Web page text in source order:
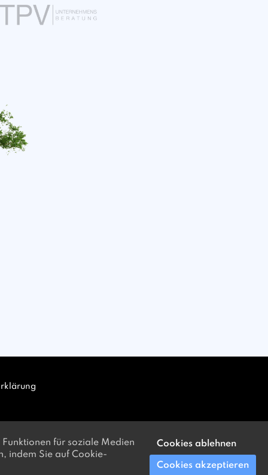
für soziale Medien
indem Sie auf Cookie-
Cookies ablehnen
Cookies akzeptieren